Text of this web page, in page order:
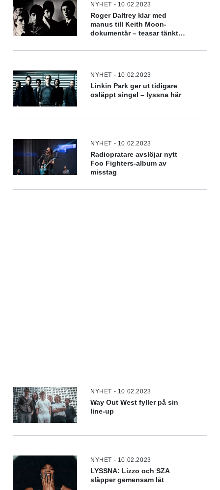
NYHET - 10.02.2023
Roger Daltrey klar med
manus till Keith Moon-
dokumentär – teasar tänkt
NYHET - 10.02.2023
Linkin Park ger ut tidigare
osläppt singel – lyssna här
NYHET - 10.02.2023
Radiopratare avslöjar nytt
Foo Fighters-album av
misstag
NYHET - 10.02.2023
Way Out West fyller på sin
line-up
NYHET - 10.02.2023
LYSSNA: Lizzo och SZA
släpper gemensam låt